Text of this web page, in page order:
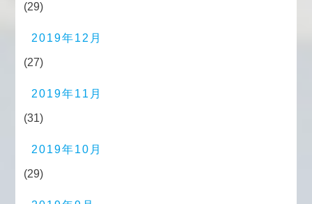
(29)
2019年12月
(27)
2019年11月
(31)
2019年10月
(29)